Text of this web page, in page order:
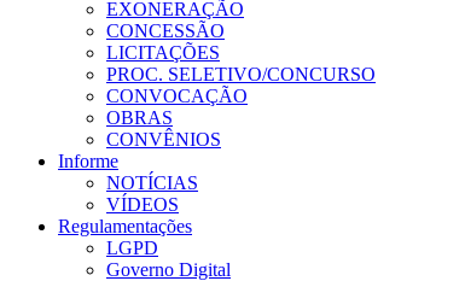
EXONERAÇÃO
CONCESSÃO
LICITAÇÕES
PROC. SELETIVO/CONCURSO
CONVOCAÇÃO
OBRAS
CONVÊNIOS
Informe
NOTÍCIAS
VÍDEOS
Regulamentações
LGPD
Governo Digital